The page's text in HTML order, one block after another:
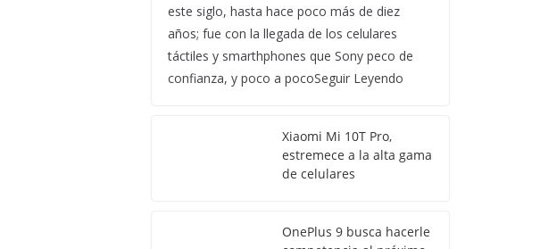
este siglo, hasta hace poco más de diez
años; fue con la llegada de los celulares
táctiles y smarthphones que Sony peco de
confianza, y poco a pocoSeguir Leyendo
Xiaomi Mi 10T Pro,
estremece a la alta gama
de celulares
OnePlus 9 busca hacerle